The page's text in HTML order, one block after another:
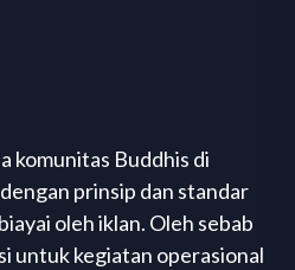
komunitas Buddhis di
prinsip dan standar
oleh iklan. Oleh sebab
untuk kegiatan operasional